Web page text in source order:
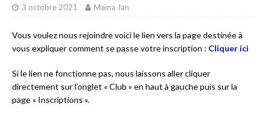
3 octobre 2021 Maïna Jan
Vous voulez nous rejoindre voici le lien vers la page destinée à
vous expliquer comment se passe votre inscription : Cliquer ici
Si le lien ne fonctionne pas, nous laissons aller cliquer
directement sur l’onglet « Club » en haut à gauche puis sur la
page « Inscriptions ».